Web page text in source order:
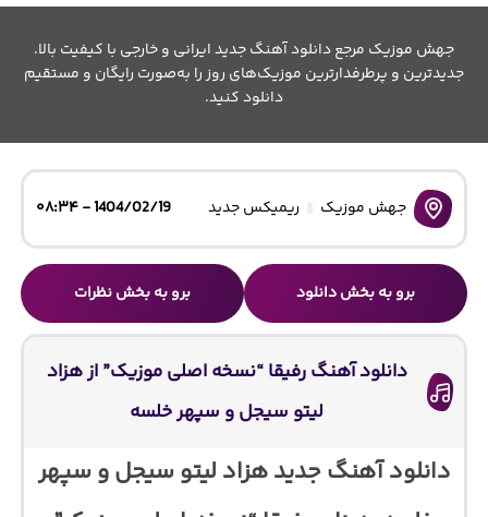
جهش موزیک مرجع دانلود آهنگ جدید ایرانی و خارجی با کیفیت بالا.
جدیدترین و پرطرفدارترین موزیک‌های روز را به‌صورت رایگان و مستقیم
دانلود کنید.
جهش موزیک ریمیکس جدید 1404/02/19 - ۰۸:۳۴
برو به بخش دانلود برو به بخش نظرات
دانلود آهنگ رفیقا “نسخه اصلی موزیک” از هزاد
لیتو سیجل و سپهر خلسه
دانلود آهنگ جدید هزاد لیتو سیجل و سپهر